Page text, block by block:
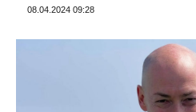
08.04.2024 09:28